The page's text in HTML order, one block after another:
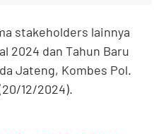
stakeholders lainnya
2024 dan Tahun Baru
Jateng, Kombes Pol.
12/2024).